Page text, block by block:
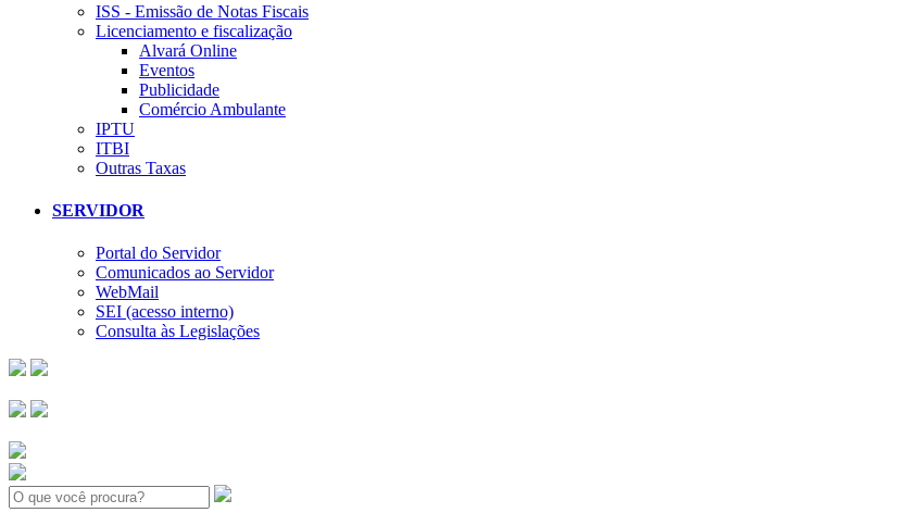
ISS - Emissão de Notas Fiscais
Licenciamento e fiscalização
Alvará Online
Eventos
Publicidade
Comércio Ambulante
IPTU
ITBI
Outras Taxas
SERVIDOR
Portal do Servidor
Comunicados ao Servidor
WebMail
SEI (acesso interno)
Consulta às Legislações
Search: